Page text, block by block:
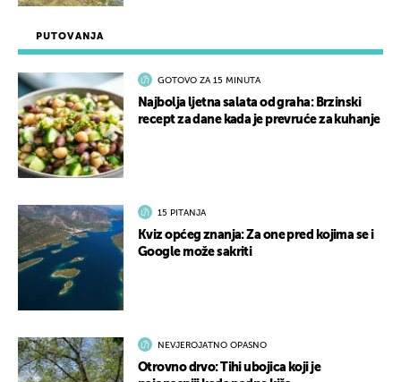
PUTOVANJA
GOTOVO ZA 15 MINUTA
Najbolja ljetna salata od graha: Brzinski
recept za dane kada je prevruće za kuhanje
15 PITANJA
Kviz općeg znanja: Za one pred kojima se i
Google može sakriti
NEVJEROJATNO OPASNO
Otrovno drvo: Tihi ubojica koji je